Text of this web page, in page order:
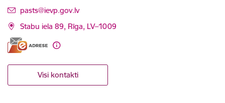
E-pasts:
pasts@ievp.gov.lv
Stabu iela 89, Rīga, LV–1009
Visi kontakti